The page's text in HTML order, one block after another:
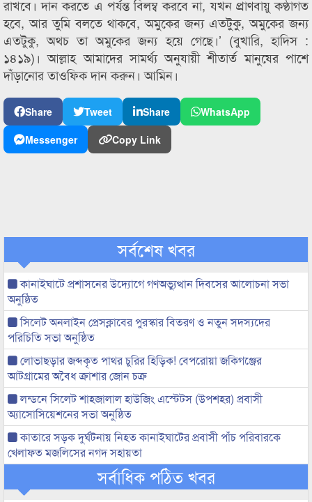
রাখবে। দান করতে এ পর্যন্ত বিলম্ব করবে না, যখন প্রাণবায়ু কণ্ঠাগত
হবে, আর তুমি বলতে থাকবে, অমুকের জন্য এতটুকু, অমুকের জন্য
এতটুকু, অথচ তা অমুকের জন্য হয়ে গেছে।’ (বুখারি, হাদিস :
১৪১৯)। আল্লাহ আমাদের সামর্থ্য অনুযায়ী শীতার্ত মানুষের পাশে
দাঁড়ানোর তাওফিক দান করুন। আমিন।
Share Tweet Share
WhatsApp
Messenger
Copy Link
সর্বশেষ খবর
কানাইঘাটে প্রশাসনের উদ্যোগে গণঅভ্যুত্থান দিবসের আলোচনা সভা
অনুষ্ঠিত
সিলেট অনলাইন প্রেসক্লাবের পুরস্কার বিতরণ ও নতুন সদস্যদের
পরিচিতি সভা অনুষ্ঠিত
লোভাছড়ার জব্দকৃত পাথর চুরির হিড়িক! বেপরোয়া জকিগঞ্জের
আটগ্রামের অবৈধ ক্রাশার জোন চক্র
লন্ডনে সিলেট শাহজালাল হাউজিং এস্টেটস (উপশহর) প্রবাসী
অ্যাসোসিয়েশনের সভা অনুষ্ঠিত
কাতারে সড়ক দুর্ঘটনায় নিহত কানাইঘাটের প্রবাসী পাঁচ পরিবারকে
খেলাফত মজলিসের নগদ সহায়তা
সর্বাধিক পঠিত খবর